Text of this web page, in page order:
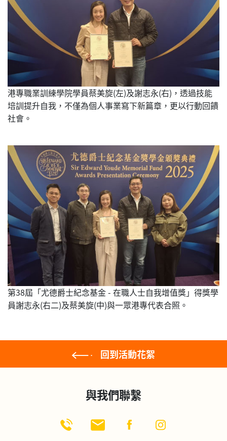
港專職業訓練學院學員蔡美旋(左)及謝志永(右)，透過技能
培訓提升自我，不僅為個人事業寫下新篇章，更以行動回饋
社會。
第38屆「尤德爵士紀念基金 - 在職人士自我增值獎」得獎學
員謝志永(右二)及蔡美旋(中)與一眾港專代表合照。
回到活動花絮
與我們聯繫